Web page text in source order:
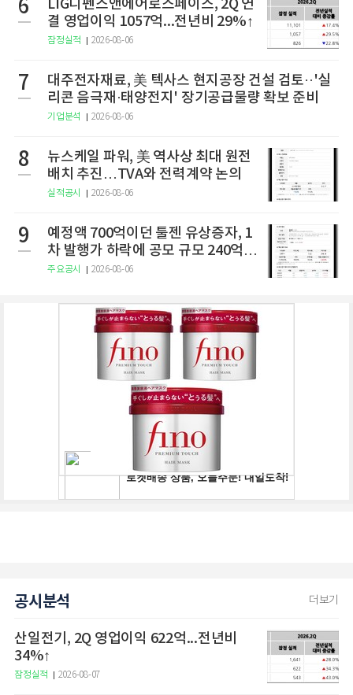
6
LIG디펜스앤에어로스페이스, 2Q 연
결 영업이익 1057억...전년비 29%↑
잠정실적 2026-08-06
7
대주전자재료, 美 텍사스 현지공장 건설 검토··'실
리콘 음극재·태양전지' 장기공급물량 확보 준비
기업분석 2026-08-06
8
뉴스케일 파워, 美 역사상 최대 원전
배치 추진…TVA와 전력계약 논의
실적공시 2026-08-06
9
예정액 700억이던 툴젠 유상증자, 1
차 발행가 하락에 공모 규모 240억으
로 축소
주요공시 2026-08-06
공시분석 더보기
산일전기, 2Q 영업이익 622억...전년비
34%↑
잠정실적 2026-08-07